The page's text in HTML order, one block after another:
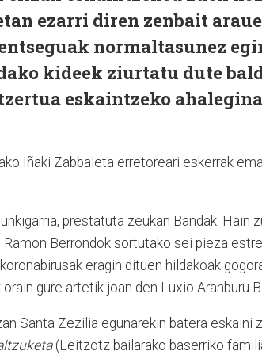
ezarri diren zenbait
normaltasunez
kideek ziurtatu dute
eskaintzeko
Iñaki Zabbaleta erretoreari eskerrak
prestatuta zeukan Bandak. Hain
Berrondok sortutako sei pieza
eragin dituen hildakoak
gure artetik joan den Luxio Aranburu
Santa Zezilia egunarekin batera eskaini
(Leitzotz bailarako baserriko